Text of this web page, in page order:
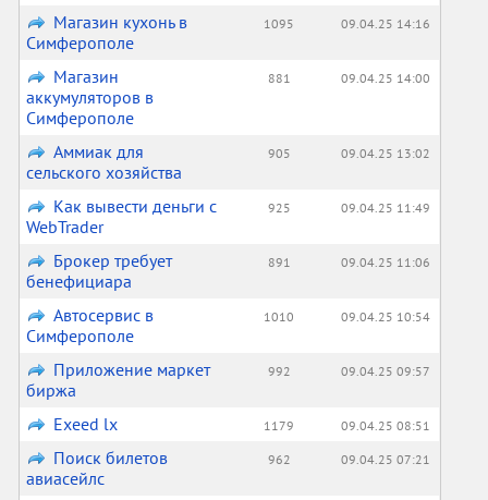
Магазин кухонь в
Симферополе
1095 09.04.25 14:16
Магазин
аккумуляторов в
Симферополе
881 09.04.25 14:00
Аммиак для
сельского хозяйства
905 09.04.25 13:02
Как вывести деньги с
WebTrader
925 09.04.25 11:49
Брокер требует
бенефициара
891 09.04.25 11:06
Автосервис в
Симферополе
1010 09.04.25 10:54
Приложение маркет
биржа
992 09.04.25 09:57
Exeed lx 1179 09.04.25 08:51
Поиск билетов
авиасейлс
962 09.04.25 07:21